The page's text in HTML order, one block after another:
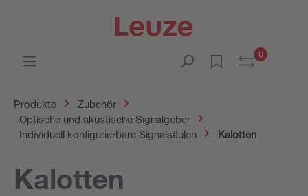
0
Produkte
Zubehör
Optische und akustische Signalgeber
Individuell konfigurierbare Signalsäulen
Kalotten
Kalotten